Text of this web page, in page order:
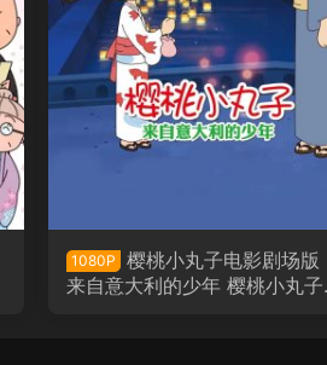
1080P
樱桃小丸子电影剧场版
来自意大利的少年 樱桃小丸